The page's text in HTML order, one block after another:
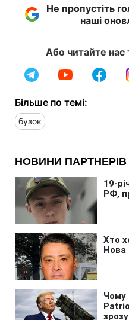
Не пропустіть
наші
Або читайте нас
Більше по темі:
бузок